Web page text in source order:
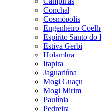
Conchal
Cosmópolis
Engenheiro
Espírito Santo do
Estiva Gerbi
Holambra
Itapira
Jaguariúna
Mogi Guaçu
Mogi Mirim
Paulínia
Pedreira